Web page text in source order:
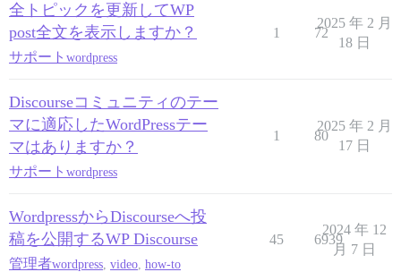
全トピックを更新してWP
post全文を表示しますか？
サポート wordpress
1 72
2025 年 2 月
18 日
Discourseコミュニティのテー
マに適応したWordPressテー
マはありますか？
サポート wordpress
1 80
2025 年 2 月
17 日
WordpressからDiscourseへ投
稿を公開するWP Discourse
管理者wordpress video how-to
45 6939
2024 年 12
月 7 日